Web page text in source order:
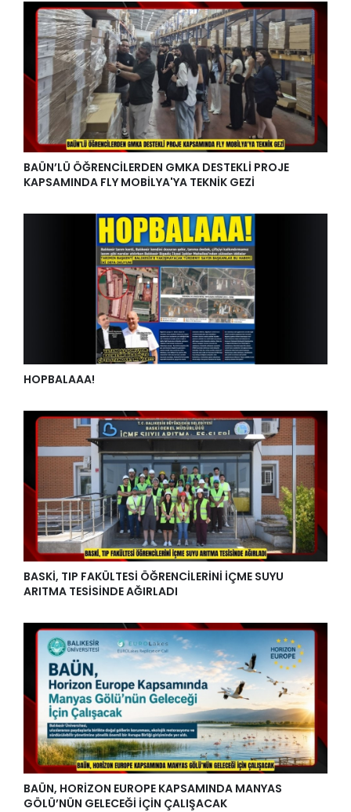
BAÜN’LÜ ÖĞRENCİLERDEN GMKA DESTEKLİ PROJE
KAPSAMINDA FLY MOBİLYA'YA TEKNİK GEZİ
HOPBALAAA!
BASKİ, TIP FAKÜLTESİ ÖĞRENCİLERİNİ İÇME SUYU
ARITMA TESİSİNDE AĞIRLADI
BAÜN, HORİZON EUROPE KAPSAMINDA MANYAS
GÖLÜ’NÜN GELECEĞİ İÇİN ÇALIŞACAK